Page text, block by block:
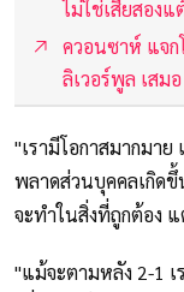
ไม่ใช่เสียสองแ
ควอนซาห์ แจก
ลิเวอร์พูล เสม
"เรามีโอกาสมากมาย
พลาดส่วนบุคคลเกิดขึ้
จะทำในสิ่งที่ถูกต้อง แ
"แม้จะตามหลัง 2-1 เ